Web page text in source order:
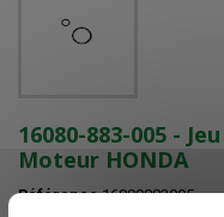
16080-883-005 -
Moteur HONDA
Référence 16080883005